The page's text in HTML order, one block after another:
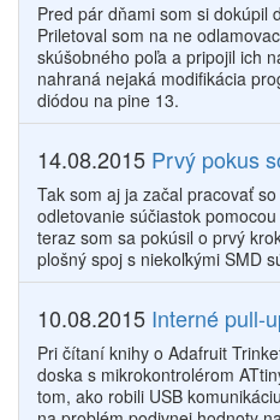
Pred pár dňami som si dokúpil
Priletoval som na ne
skúšobného poľa a pripojil ich
nahraná nejaká modifikácia
diódou na pine 13.
14.08.2015 Prvý pokus
Tak som aj ja začal pracovať
odletovanie súčiastok
teraz som sa pokúsil o prvý
plošný spoj s niekoľkými SMD
10.08.2015 Interné pull-
Pri čítaní knihy o Adafruit
doska s mikrokontrolérom
tom, ako robili USB